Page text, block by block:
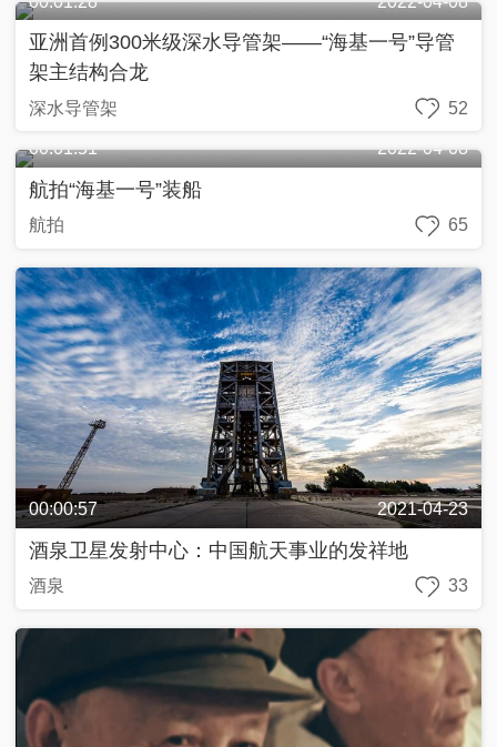
亚洲首例300米级深水导管架——“海基一号”导管
架主结构合龙
深水导管架 52
00:01:51 2022-04-08
航拍“海基一号”装船
航拍 65
00:00:57 2021-04-23
酒泉卫星发射中心：中国航天事业的发祥地
酒泉 33